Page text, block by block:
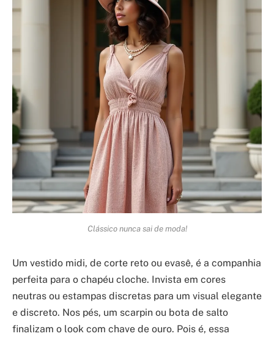
Clássico nunca sai de moda!
Um vestido midi, de corte reto ou evasê, é a companhia
perfeita para o chapéu cloche. Invista em cores
neutras ou estampas discretas para um visual elegante
e discreto. Nos pés, um scarpin ou bota de salto
finalizam o look com chave de ouro. Pois é, essa